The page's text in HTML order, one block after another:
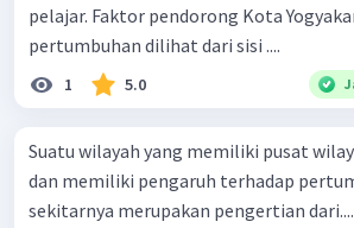
pelajar. Faktor pendorong Kota
pertumbuhan dilihat dari sisi ....
1 5.0
Suatu wilayah yang memiliki pusat
dan memiliki pengaruh terhadap
sekitarnya merupakan pengertian dari....